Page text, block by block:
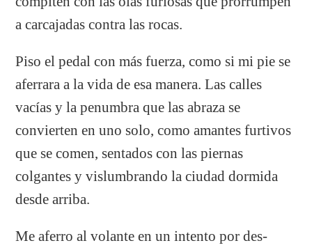
a carcajadas contra las rocas.
Piso el pedal con más fuerza, como si mi pie se
aferrara a la vida de esa manera. Las calles
vacías y la penumbra que las abraza se
convierten en uno solo, como amantes furtivos
que se comen, sentados con las piernas
colgantes y vislumbrando la ciudad dormida
desde arriba.
Me aferro al volante en un intento por des-